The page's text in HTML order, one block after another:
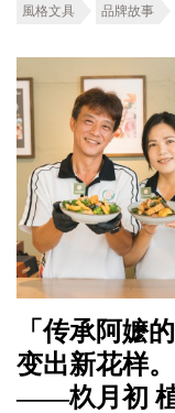
風格文具 品牌故事
「传承阿嬷
变出新花样
——杦月初